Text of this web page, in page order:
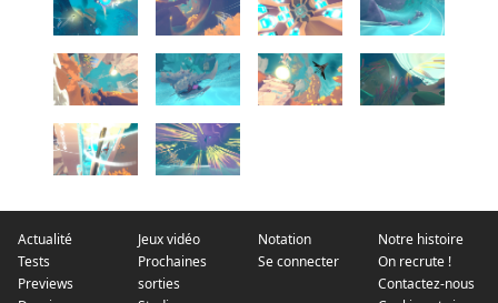
Actualité
Tests
Previews
Jeux vidéo
Prochaines
sorties
Notation
Se connecter
Notre histoire
On recrute !
Contactez-nous